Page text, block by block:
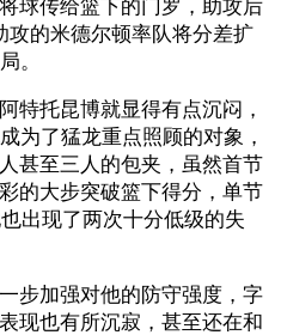
球传给篮下的门罗，助攻后
攻的米德尔顿率队将分差扩
。
托昆博就显得有点沉闷，
为了猛龙重点照顾的对象，
甚至三人的包夹，虽然首节
的大步突破篮下得分，单节
出现了两次十分低级的失
加强对他的防守强度，字
现也有所沉寂，甚至还在和